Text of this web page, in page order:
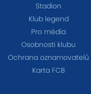
Stadion
Klub legend
Pro média
Osobnosti klubu
Ochrana oznamovatelů
Karta FCB